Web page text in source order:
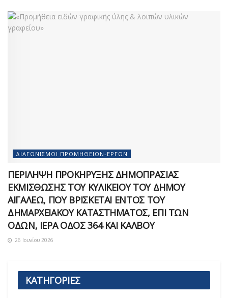
ΔΙΑΓΩΝΙΣΜΟΊ ΠΡΟΜΗΘΕΙΏΝ-ΈΡΓΩΝ
ΠΕΡΙΛΗΨΗ ΠΡΟΚΗΡΥΞΗΣ ΔΗΜΟΠΡΑΣΙΑΣ
ΕΚΜΙΣΘΩΣΗΣ ΤΟΥ ΚΥΛΙΚΕΙΟΥ ΤΟΥ ΔΗΜΟΥ
ΑΙΓΑΛΕΩ, ΠΟΥ ΒΡΙΣΚΕΤΑΙ ΕΝΤΟΣ ΤΟΥ
ΔΗΜΑΡΧEΙΑΚΟΥ ΚΑΤΑΣΤΗΜΑΤΟΣ, ΕΠΙ ΤΩΝ
ΟΔΩΝ, ΙΕΡΑ ΟΔΟΣ 364 ΚΑΙ ΚΑΛΒΟΥ
26 Ιουνίου 2026
ΚΑΤΗΓΟΡΙΕΣ